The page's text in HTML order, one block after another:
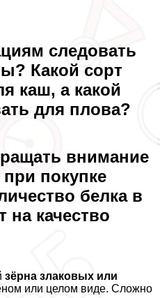
следовать
Какой сорт
каш, а какой
для плова?
внимание
покупке
белка в
на качество
зёрна злаковых или
или целом виде. Сложно